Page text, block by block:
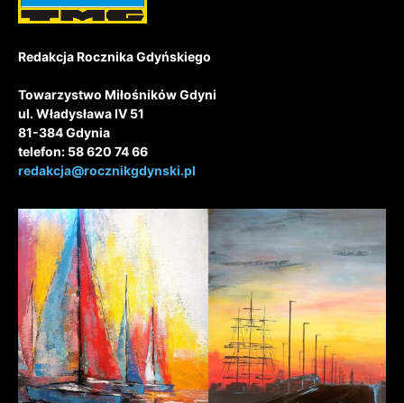
Redakcja Rocznika Gdyńskiego
Towarzystwo Miłośników Gdyni
ul. Władysława IV 51
81-384 Gdynia
telefon: 58 620 74 66
redakcja@rocznikgdynski.pl